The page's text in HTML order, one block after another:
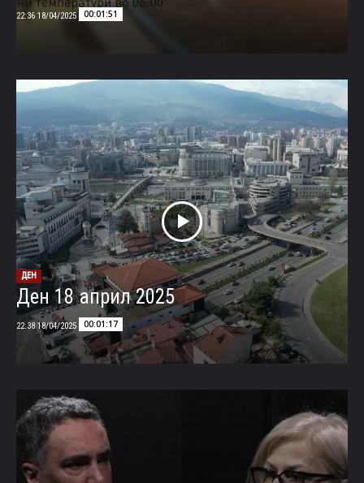
00:01:51
18/04/2025 22:36
ДЕН
Ден 18 април 2025
00:01:17
18/04/2025 22:38